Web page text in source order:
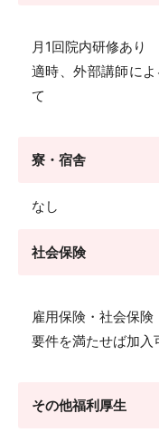
月1回院内研修あり
適時、外部講師に
て
寮・宿舎
なし
社会保険
雇用保険・社会保
要件を満たせば加入
その他福利厚生